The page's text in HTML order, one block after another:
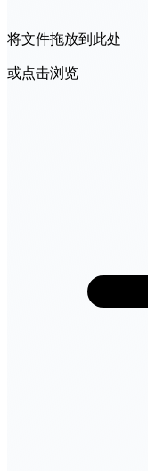
将文件拖放到此处
或点击浏览